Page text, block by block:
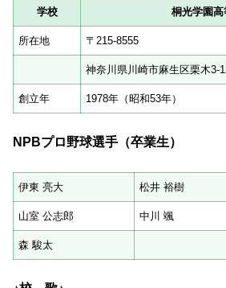
学校 桐光学園高
所在地 〒215-8555
神奈川県川崎市麻生区栗木3-
創立年 1978年（昭和53年）
NPBプロ野球選手（卒業生）
伊東 亮大 松井 裕樹
山室 公志郎 中川 颯
森 駿太